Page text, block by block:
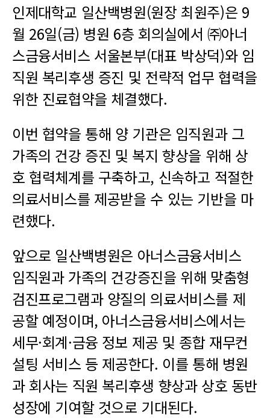
인제대학교 일산백병원(원장 최원주)은 9
월 26일(금) 병원 6층 회의실에서 ㈜아너
스금융서비스 서울본부(대표 박상덕)와 임
직원 복리후생 증진 및 전략적 업무 협력을
위한 진료협약을 체결했다.
이번 협약을 통해 양 기관은 임직원과 그
가족의 건강 증진 및 복지 향상을 위해 상
호 협력체계를 구축하고, 신속하고 적절한
의료서비스를 제공받을 수 있는 기반을 마
련했다.
앞으로 일산백병원은 아너스금융서비스
임직원과 가족의 건강증진을 위해 맞춤형
검진프로그램과 양질의 의료서비스를 제
공할 예정이며, 아너스금융서비스에서는
세무·회계·금융 정보 제공 및 종합 재무컨
설팅 서비스 등 제공한다. 이를 통해 병원
과 회사는 직원 복리후생 향상과 상호 동반
성장에 기여할 것으로 기대된다.